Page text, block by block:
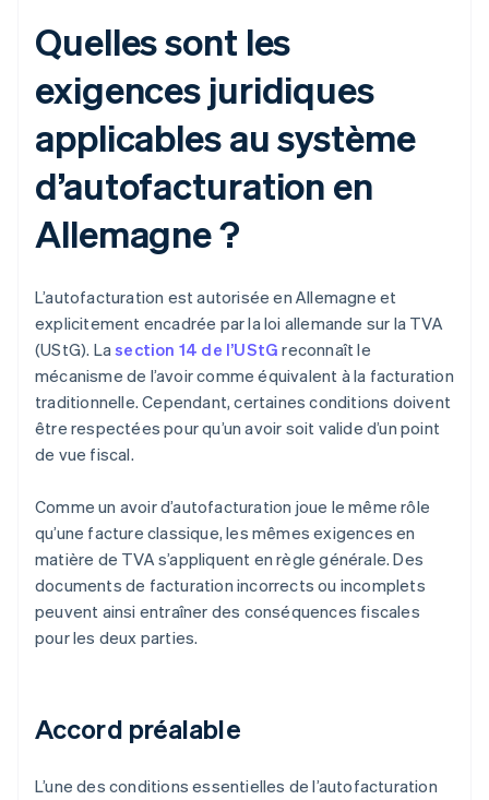
Quelles sont les
exigences juridiques
applicables au système
d’autofacturation en
Allemagne ?
L’autofacturation est autorisée en Allemagne et
explicitement encadrée par la loi allemande sur la TVA
(UStG). Lasection 14 de l’UStG reconnaît le
mécanisme de l’avoir comme équivalent à la facturation
traditionnelle. Cependant, certaines conditions doivent
être respectées pour qu’un avoir soit valide d’un point
de vue fiscal.
Comme un avoir d’autofacturation joue le même rôle
qu’une facture classique, les mêmes exigences en
matière de TVA s’appliquent en règle générale. Des
documents de facturation incorrects ou incomplets
peuvent ainsi entraîner des conséquences fiscales
pour les deux parties.
Accord préalable
L’une des conditions essentielles de l’autofacturation